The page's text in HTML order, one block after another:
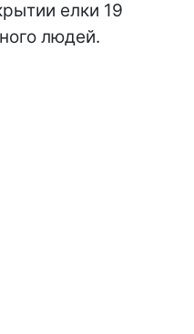
елки 19
людей.